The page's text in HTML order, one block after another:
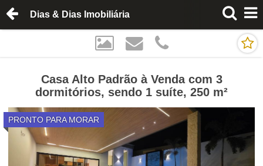
Dias & Dias Imobiliária
Casa Alto Padrão à Venda com 3
dormitórios, sendo 1 suíte, 250 m²
PRONTO PARA MORAR